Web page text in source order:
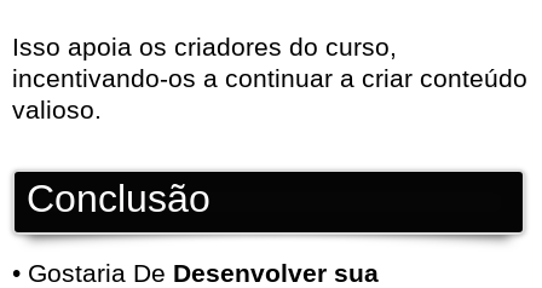
Isso apoia os criadores do curso,
incentivando-os a continuar a criar conteúdo
valioso.
Conclusão
• Gostaria De Desenvolver sua